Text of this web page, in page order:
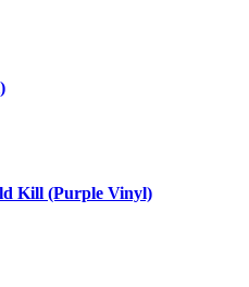
Kill (Purple Vinyl)